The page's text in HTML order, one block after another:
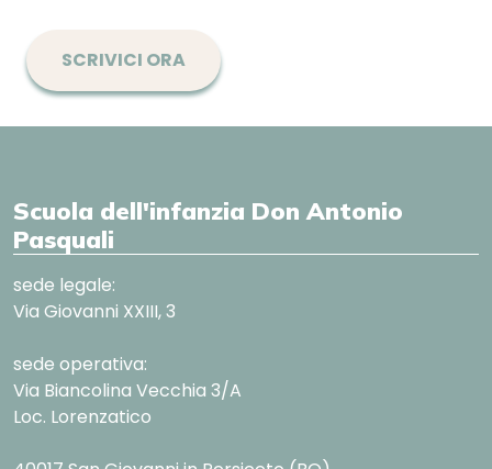
SCRIVICI ORA
Scuola dell'infanzia Don Antonio
Pasquali
sede legale:
Via Giovanni XXIII, 3
sede operativa:
Via Biancolina Vecchia 3/A
Loc. Lorenzatico